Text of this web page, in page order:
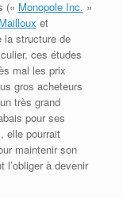
(« Monopole Inc. »
et
la structure de
ces études
mal les prix
gros acheteurs
très grand
pour ses
elle pourrait
maintenir son
à devenir